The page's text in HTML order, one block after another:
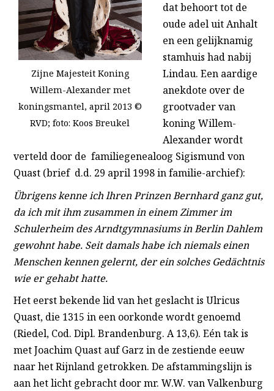
Zijne Majesteit Koning
Willem-Alexander met
koningsmantel, april 2013 ©
RVD; foto: Koos Breukel
dat behoort tot de
oude adel uit Anhalt
en een gelijknamig
stamhuis had nabij
Lindau. Een aardige
anekdote over de
grootvader van
koning Willem-
Alexander wordt
verteld door de familiegenealoog Sigismund von
Quast (brief d.d. 29 april 1998 in familie-archief):
Übrigenskenne ich lhren Prinzen Bernhard ganz gut,
da ich mit ihm zusammen in einem Zimmer im
Schulerheim des Arndtgymnasiums in Berlin Dahlem
gewohnt habe. Seit damals habe ich niemals einen
Menschen kennen gelernt, der ein solches Gedächtnis
wie er gehabt hatte.
Het eerst bekende lid van het geslacht is Ulricus
Quast, die 1315 in een oorkonde wordt genoemd
(Riedel, Cod. Dipl. Brandenburg. A 13,6). Eén tak is
met Joachim Quast auf Garz in de zestiende eeuw
naar het Rijnland getrokken. De afstammingslijn is
aan het licht gebracht door mr. W.W. van Valkenburg